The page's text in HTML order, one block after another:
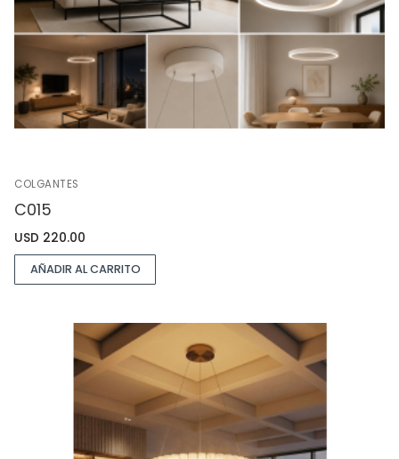
COLGANTES
C015
USD 220.00
AÑADIR AL CARRITO